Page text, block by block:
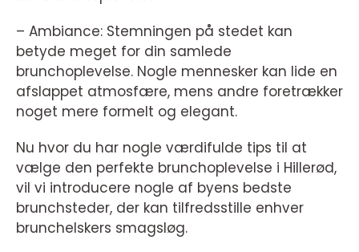
– Ambiance: Stemningen på stedet kan
betyde meget for din samlede
brunchoplevelse. Nogle mennesker kan lide en
afslappet atmosfære, mens andre foretrækker
noget mere formelt og elegant.
Nu hvor du har nogle værdifulde tips til at
vælge den perfekte brunchoplevelse i Hillerød,
vil vi introducere nogle af byens bedste
brunchsteder, der kan tilfredsstille enhver
brunchelskers smagsløg.